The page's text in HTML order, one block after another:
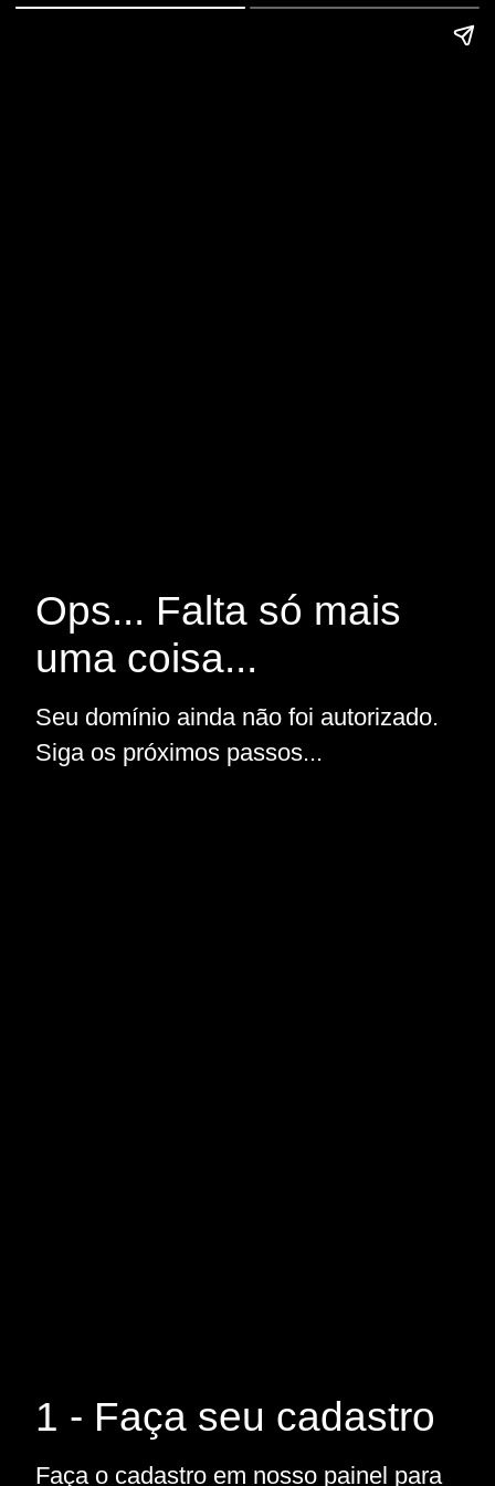
Ops... Falta só mais
uma coisa...
Seu domínio ainda não foi autorizado.
Siga os próximos passos...
1 - Faça seu cadastro
Faça o cadastro em nosso painel para